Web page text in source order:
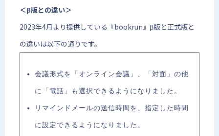
＜β版との違い＞
2023年4月より提供している『bookrun』β版と正式版と
の違いは以下の通りです。
会議形式を「オンライン会議」、「対面」の他
に「電話」も選択できるようになりました。
リマインドメールの送信時間を、指定した時間
に設定できるようになりました。